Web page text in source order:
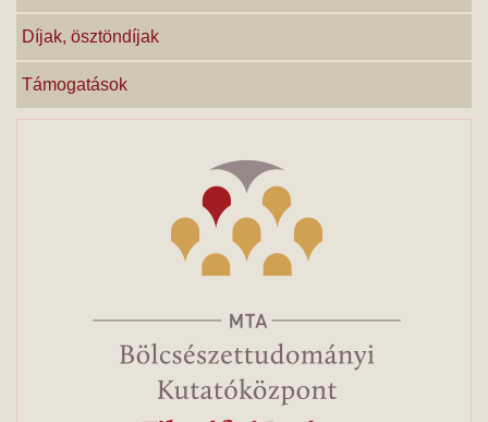
Díjak, ösztöndíjak
Támogatások